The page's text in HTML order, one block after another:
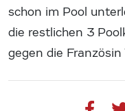
schon im Pool
die restlichen 3
gegen die